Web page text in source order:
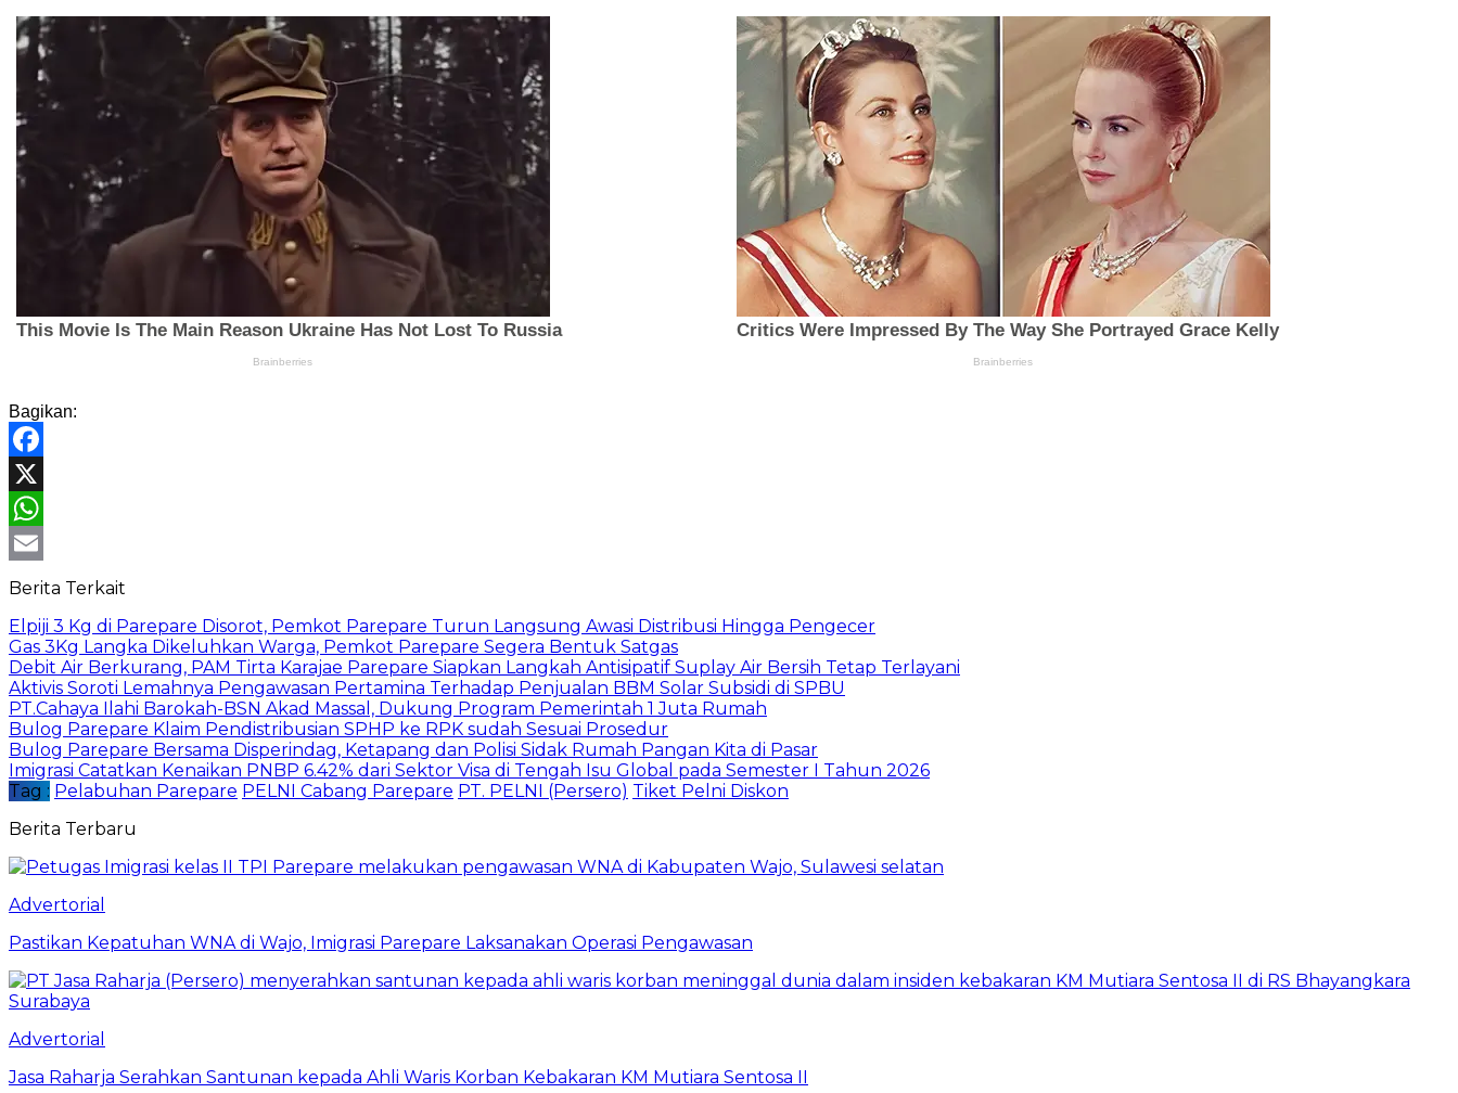
Bagikan:
Facebook
X
WhatsApp
Email
Berita Terkait
Elpiji 3 Kg di Parepare Disorot, Pemkot Parepare Turun Langsung Awasi Distribusi Hingga Pengecer
Gas 3Kg Langka Dikeluhkan Warga, Pemkot Parepare Segera Bentuk Satgas
Debit Air Berkurang, PAM Tirta Karajae Parepare Siapkan Langkah Antisipatif Suplay Air Bersih Tetap Terlayani
Aktivis Soroti Lemahnya Pengawasan Pertamina Terhadap Penjualan BBM Solar Subsidi di SPBU
PT.Cahaya Ilahi Barokah-BSN Akad Massal, Dukung Program Pemerintah 1 Juta Rumah
Bulog Parepare Klaim Pendistribusian SPHP ke RPK sudah Sesuai Prosedur
Bulog Parepare Bersama Disperindag, Ketapang dan Polisi Sidak Rumah Pangan Kita di Pasar
Imigrasi Catatkan Kenaikan PNBP 6.42% dari Sektor Visa di Tengah Isu Global pada Semester I Tahun 2026
Tag : Pelabuhan Parepare PELNI Cabang Parepare PT. PELNI (Persero) Tiket Pelni Diskon
Berita Terbaru
Advertorial
Pastikan Kepatuhan WNA di Wajo, Imigrasi Parepare Laksanakan Operasi Pengawasan
Advertorial
Jasa Raharja Serahkan Santunan kepada Ahli Waris Korban Kebakaran KM Mutiara Sentosa II